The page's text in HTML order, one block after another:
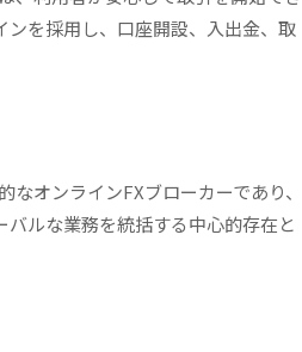
を採用し、口座開設、入出金、取
オンラインFXブローカーであり、
ルな業務を統括する中心的存在と